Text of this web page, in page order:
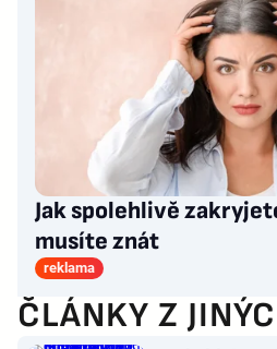
Jak spolehlivě
musíte znát
reklama
ČLÁNKY Z